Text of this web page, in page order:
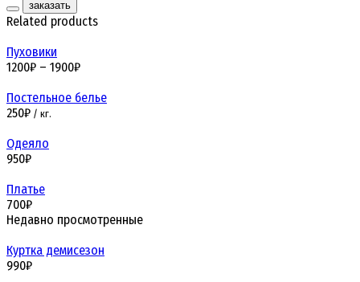
заказать
Related products
Пуховики
1200₽ – 1900₽
Постельное белье
250₽ / кг.
Одеяло
950₽
Платье
700₽
Недавно просмотренные
Куртка демисезон
990₽